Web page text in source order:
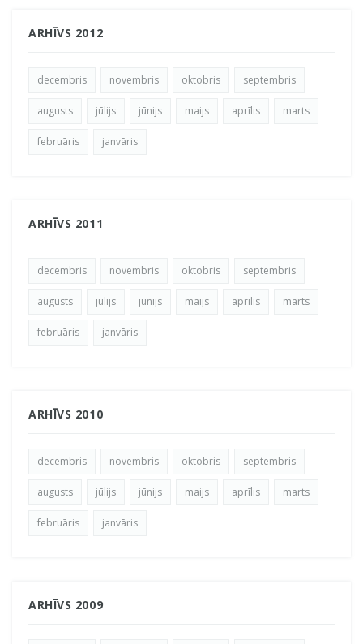
ARHĪVS 2012
decembris novembris oktobris septembris
augusts jūlijs jūnijs maijs aprīlis marts
februāris janvāris
ARHĪVS 2011
decembris novembris oktobris septembris
augusts jūlijs jūnijs maijs aprīlis marts
februāris janvāris
ARHĪVS 2010
decembris novembris oktobris septembris
augusts jūlijs jūnijs maijs aprīlis marts
februāris janvāris
ARHĪVS 2009